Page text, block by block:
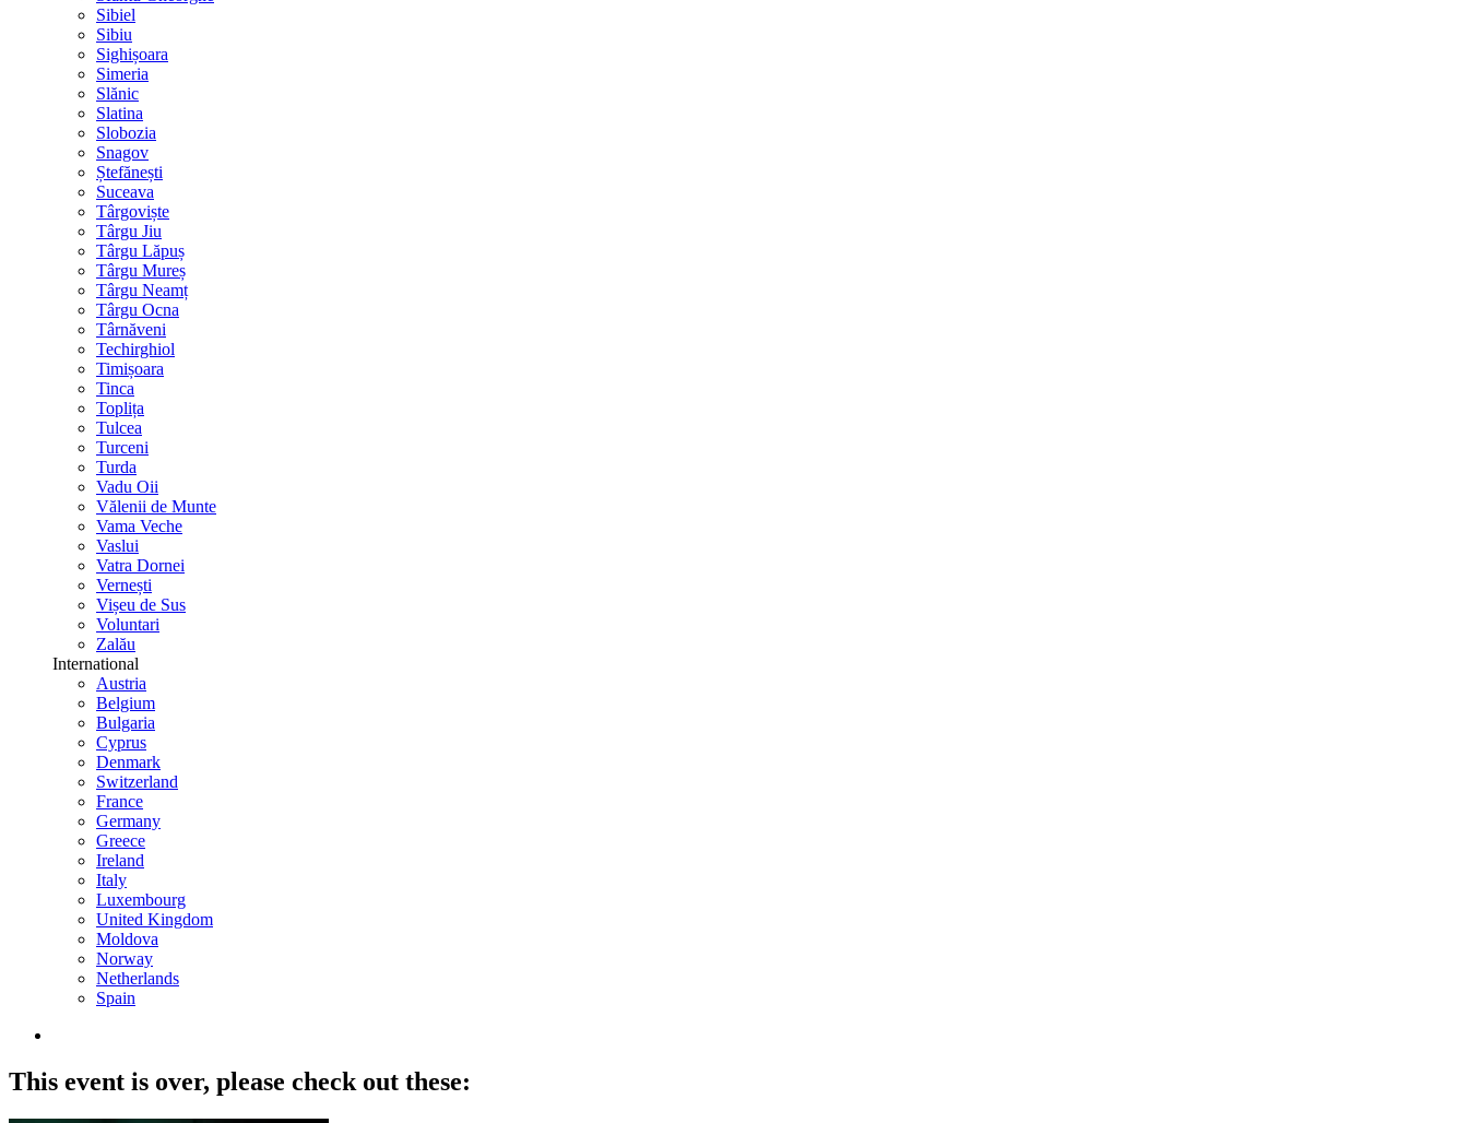
Sibiel
Sibiu
Sighișoara
Simeria
Slănic
Slatina
Slobozia
Snagov
Ștefănești
Suceava
Târgoviște
Târgu Jiu
Târgu Lăpuș
Târgu Mureș
Târgu Neamț
Târgu Ocna
Târnăveni
Techirghiol
Timișoara
Tinca
Toplița
Tulcea
Turceni
Turda
Vadu Oii
Vălenii de Munte
Vama Veche
Vaslui
Vatra Dornei
Vernești
Vișeu de Sus
Voluntari
Zalău
International
Austria
Belgium
Bulgaria
Cyprus
Denmark
Switzerland
France
Germany
Greece
Ireland
Italy
Luxembourg
United Kingdom
Moldova
Norway
Netherlands
Spain
This event is over, please check out these: